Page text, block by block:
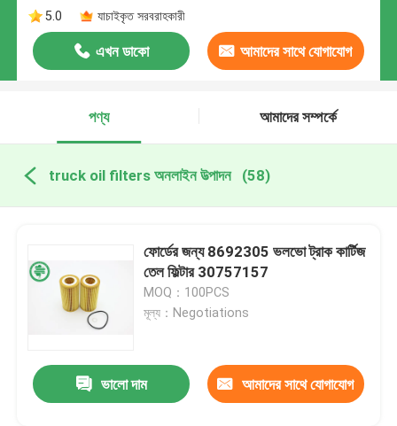
5.0
যাচাইকৃত সরবরাহকারী
এখন ডাকো আমাদের সাথে যোগাযোগ
পণ্য
আমাদের সম্পর্কে
truck oil filters অনলাইন উত্পাদন (58)
ফোর্ডের জন্য 8692305 ভলভো ট্রাক কার্টিজ
তেল ফিল্টার 30757157
MOQ：100PCS
মূল্য：Negotiations
ভালো দাম আমাদের সাথে যোগাযোগ